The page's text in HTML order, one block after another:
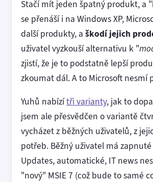
Stačí mít jeden špatný produkt, a
se přenáší i na Windows XP,
další produkty, a škodí jejich
uživatel vyzkouší alternativu k "
zjistí, že je to podstatně lepší
zkoumat dál. A to Microsoft nesmí
Yuhů nabízítři varianty, jak to
jsem ale přesvědčen o variantě
vycházet z běžných uživatelů, z
potřeb. Běžný uživatel má
Updates, automatické, IT news
"nový" MSIE 7 (což bude to samé